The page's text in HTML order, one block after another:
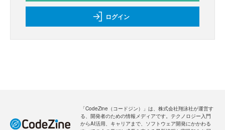
ログイン
「CodeZine（コードジン）」は、株式会社翔泳社が運営す
る、開発者のための情報メディアです。テクノロジー入門
からAI活用、キャリアまで、ソフトウェア開発にかかわる